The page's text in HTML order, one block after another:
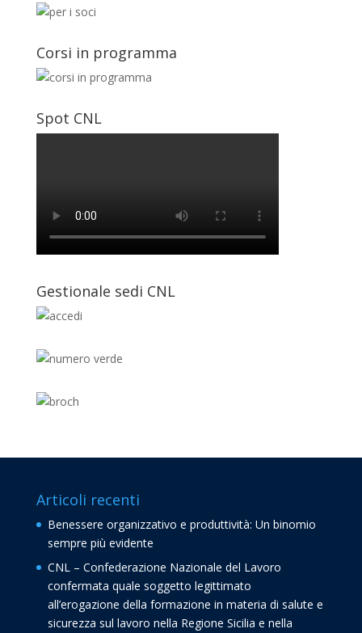
Corsi in programma
Spot CNL
Gestionale sedi CNL
Articoli recenti
Benessere organizzativo e produttività: Un binomio
sempre più evidente
CNL – Confederazione Nazionale del Lavoro
confermata quale soggetto legittimato
all’erogazione della formazione in materia di salute e
sicurezza sul lavoro nella Regione Sicilia e nella